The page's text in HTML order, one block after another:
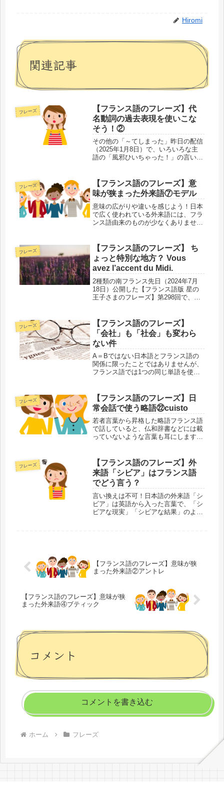
Hiromi
関連記事
フレーズ
【フランス語のフレーズ】代
名動詞の過去表現を使いこな
そう！②
その他の「～てしまった」昨日の配信
（2025年1月8日）で、いろいろな主
語の「風邪ひいちゃった！」の言い方
名動詞の過去表現が便利です。今回は
「間違えちゃった」「迷っちゃっ
た」...
フレーズ
【フランス語のフレーズ】意
味が狭まった外来語⑦モデル
意味の広がりや違いを感じよう！日本
で広く使われている外来語には、フラ
ンス語由来のものが少なくありませ
味が抜け落ちたり、変わってしまうこ
とすらあります。外来語・元の単語の
両方...
フレーズ
【フランス語のフレーズ】 ち
ょっと特別な地方？ Vous
avez l’accent du Midi.
2種類の南フランス先日（2024年7月
18日）公開した【フランス語版 星の
王子さまのフレーズ】第298回で、
午」だったのですが、この単語には
「南」という意味もあります...
フレーズ
【フランス語のフレーズ】
「会社」も「社会」も変わら
ない件
A＝Bではない日本語とフランス語の
関係に限ったことではありませんが、
フランス語では1つの同じ単語を使う
つが「société」という単語です。
「société」には「会社」「...
フレーズ
【フランス語のフレーズ】日
常会話で使う略語㉒cuisto
若者言葉から昇格した略語フランス語
で話していると、仏和辞書などには載
っていないような言葉も耳にします。
もに社会的にも認知されて、多くの人
が使うようになった言葉です。かしこ
ま...
フレーズ
【フランス語のフレーズ】外
来語「シビア」はフランス語
でどう言う？
言い換えは不可！日本語の外来語「シ
ビア」は英語から入った言葉で、「シ
ビアな現実」「シビアな結果」のよう
【フランス語のフレーズ】意味が狭
まった外来語②アントレ
【フランス語のフレーズ】意味が狭
まった外来語④ブティック
コメント
コメントを書き込む
ホーム フレーズ